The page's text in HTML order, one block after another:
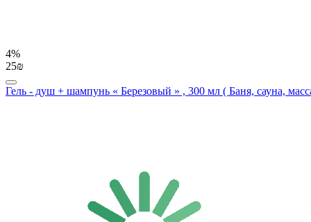
4%
25₪
Гель - душ + шампунь « Березовый » , 300 мл ( Баня, сауна,